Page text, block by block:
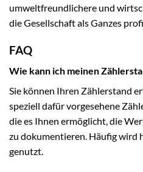
umweltfreundlichere und
die Gesellschaft als Ganzes
FAQ
Wie kann ich meinen
Sie können Ihren Zählerstand
speziell dafür vorgesehene
die es Ihnen ermöglicht, die
zu dokumentieren. Häufig wird
genutzt.